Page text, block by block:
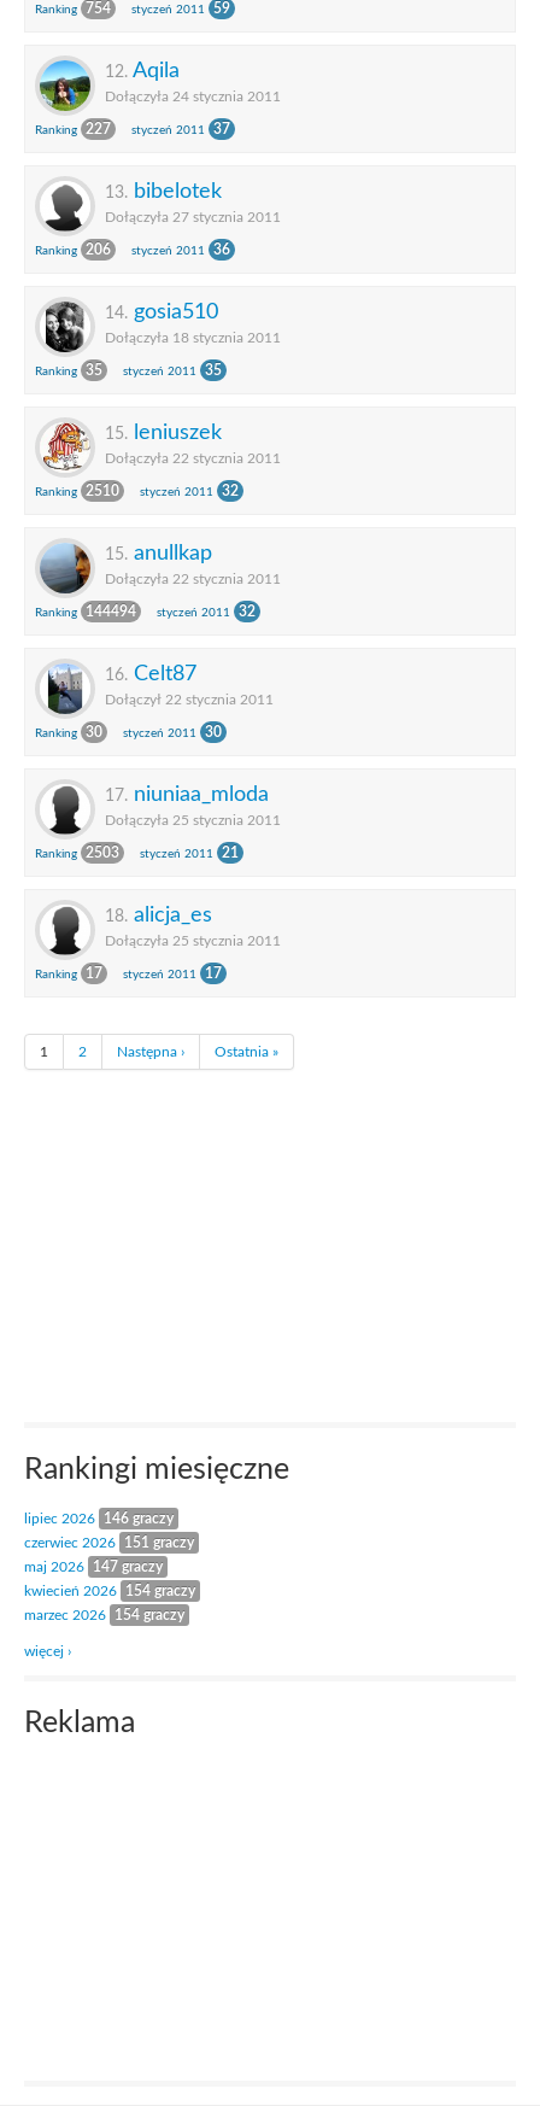
Ranking 754 styczeń 2011 59
12. Aqila
Dołączyła 24 stycznia 2011
Ranking 227 styczeń 2011 37
13. bibelotek
Dołączyła 27 stycznia 2011
Ranking 206 styczeń 2011 36
14. gosia510
Dołączyła 18 stycznia 2011
Ranking 35 styczeń 2011 35
15. leniuszek
Dołączyła 22 stycznia 2011
Ranking 2510 styczeń 2011 32
15. anullkap
Dołączyła 22 stycznia 2011
Ranking 144494 styczeń 2011 32
16. Celt87
Dołączył 22 stycznia 2011
Ranking 30 styczeń 2011 30
17. niuniaa_mloda
Dołączyła 25 stycznia 2011
Ranking 2503 styczeń 2011 21
18. alicja_es
Dołączyła 25 stycznia 2011
Ranking 17 styczeń 2011 17
1 2 Następna › Ostatnia »
Rankingi miesięczne
lipiec 2026
146 graczy
czerwiec 2026
151 graczy
maj 2026
147 graczy
kwiecień 2026
154 graczy
marzec 2026
154 graczy
więcej ›
Reklama